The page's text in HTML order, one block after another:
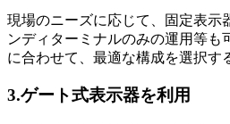
現場のニーズに応じて、固定表示
ンディターミナルのみの運用等も
に合わせて、最適な構成を選択す
3.ゲート式表示器を利用